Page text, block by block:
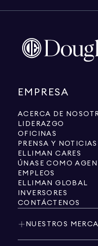
EMPRESA
ACERCA DE
LIDERAZGO
OFICINAS
PRENSA Y NOTICIAS
ELLIMAN CARES
ÚNASE COMO
EMPLEOS
ELLIMAN GLOBAL
INVERSORES
CONTÁCTENOS
NUESTROS